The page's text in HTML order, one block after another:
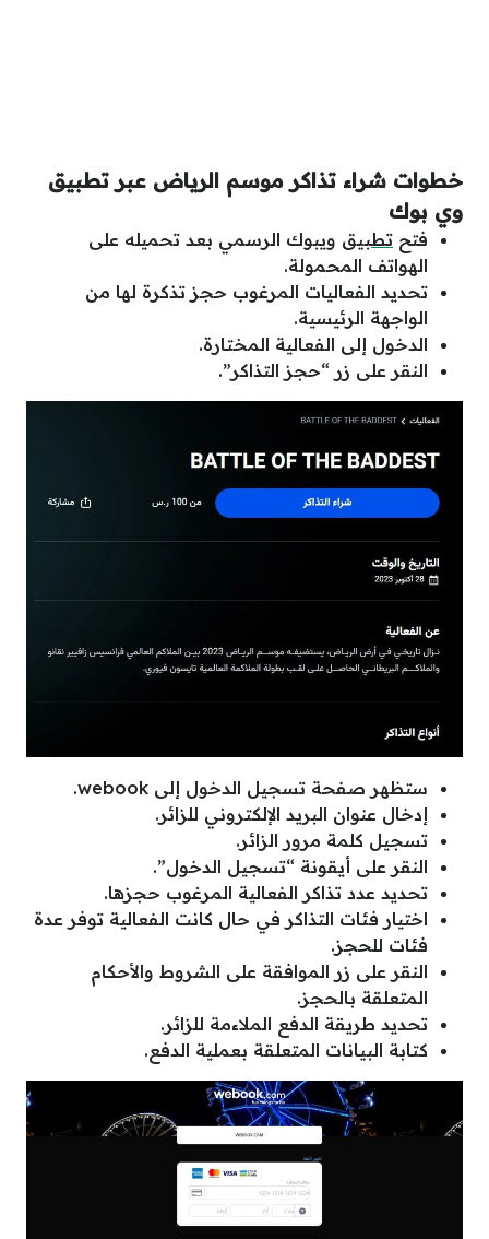
خطوات شراء تذاكر موسم الرياض عبر تطبيق
وي بوك
فتح تطبيق ويبوك الرسمي بعد تحميله على
الهواتف المحمولة.
تحديد الفعاليات المرغوب حجز تذكرة لها من
الواجهة الرئيسية.
الدخول إلى الفعالية المختارة.
النقر على زر “حجز التذاكر”.
ستظهر صفحة تسجيل الدخول إلى webook.
إدخال عنوان البريد الإلكتروني للزائر.
تسجيل كلمة مرور الزائر.
النقر على أيقونة “تسجيل الدخول”.
تحديد عدد تذاكر الفعالية المرغوب حجزها.
اختيار فئات التذاكر في حال كانت الفعالية توفر عدة
فئات للحجز.
النقر على زر الموافقة على الشروط والأحكام
المتعلقة بالحجز.
تحديد طريقة الدفع الملاءمة للزائر.
كتابة البيانات المتعلقة بعملية الدفع.